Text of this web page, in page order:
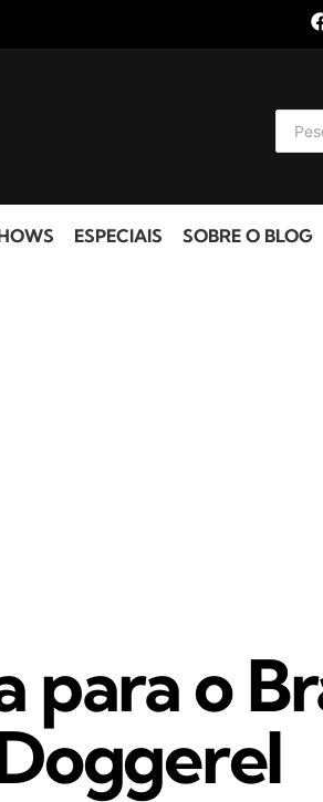
ESPECIAIS SOBRE O BLOG
para o